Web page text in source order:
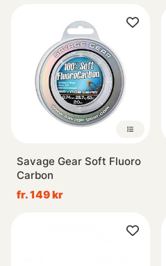
Savage Gear Soft Fluoro
Carbon
fr. 149 kr